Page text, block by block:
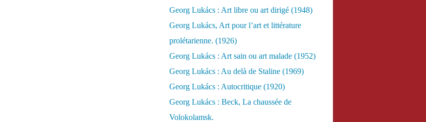
Georg Lukács : Art libre ou art dirigé (1948)
Georg Lukács, Art pour l’art et littérature
prolétarienne. (1926)
Georg Lukács : Art sain ou art malade (1952)
Georg Lukács : Au delà de Staline (1969)
Georg Lukács : Autocritique (1920)
Georg Lukács : Beck, La chaussée de
Volokolamsk.